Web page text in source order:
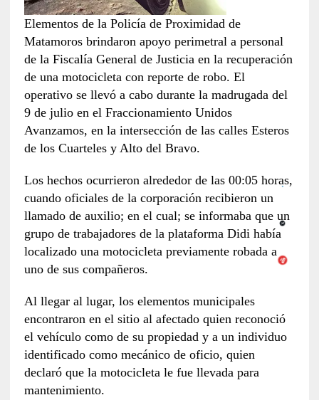
Elementos de la Policía de Proximidad de
Matamoros brindaron apoyo perimetral a personal
de la Fiscalía General de Justicia en la recuperación
de una motocicleta con reporte de robo. El
operativo se llevó a cabo durante la madrugada del
9 de julio en el Fraccionamiento Unidos
Avanzamos, en la intersección de las calles Esteros
de los Cuarteles y Alto del Bravo.
Los hechos ocurrieron alrededor de las 00:05 horas,
cuando oficiales de la corporación recibieron un
llamado de auxilio; en el cual; se informaba que un
grupo de trabajadores de la plataforma Didi había
localizado una motocicleta previamente robada a
uno de sus compañeros.
Al llegar al lugar, los elementos municipales
encontraron en el sitio al afectado quien reconoció
el vehículo como de su propiedad y a un individuo
identificado como mecánico de oficio, quien
declaró que la motocicleta le fue llevada para
mantenimiento.